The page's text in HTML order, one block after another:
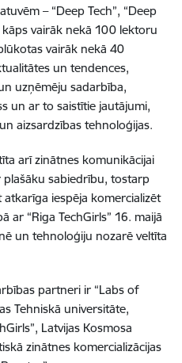
– “Deep Tech”, “Deep
vairāk nekā 100 lektoru
vairāk nekā 40
un tendences,
uzņēmēju sadarbība,
un ar to saistītie jautājumi,
aizsardzības tehnoloģijas.
arī zinātnes komunikācijai
sabiedrību, tostarp
iespēja komercializēt
ar “Riga TechGirls” 16. maijā
un tehnoloģiju nozarē veltīta
partneri ir “Labs of
Tehniskā universitāte,
Latvijas Kosmosa
zinātnes komercializācijas